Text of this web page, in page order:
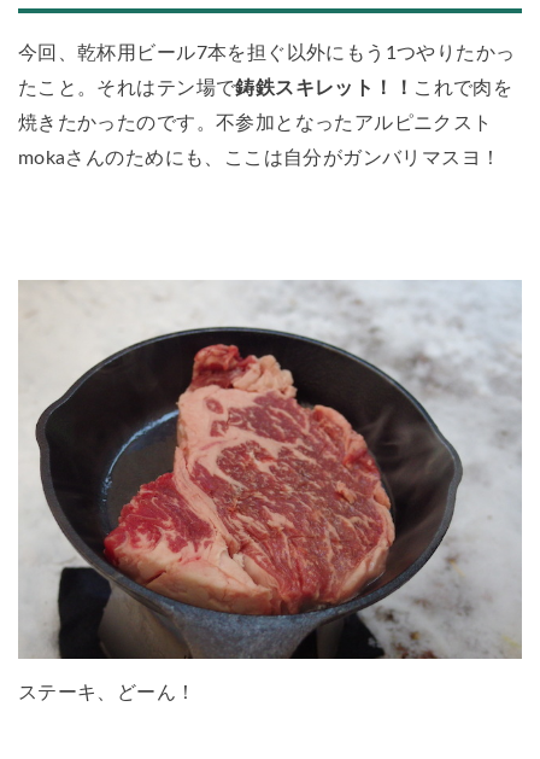
今回、乾杯用ビール7本を担ぐ以外にもう1つやりたかっ
たこと。それはテン場で鋳鉄スキレット！！ これで肉を
焼きたかったのです。不参加となったアルピニクスト
mokaさんのためにも、ここは自分がガンバリマスヨ！
ステーキ、どーん！